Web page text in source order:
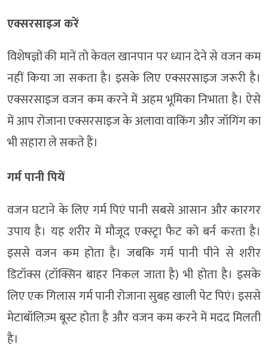
एक्सरसाइज करें
विशेषज्ञों की मानें तो केवल खानपान पर ध्यान देने से वजन कम
नहीं किया जा सकता है। इसके लिए एक्सरसाइज जरूरी है।
एक्सरसाइज वजन कम करने में अहम भूमिका निभाता है। ऐसे
में आप रोजाना एक्सरसाइज के अलावा वाकिंग और जॉगिंग का
भी सहारा ले सकते हैं।
गर्म पानी पियें
वजन घटाने के लिए गर्मपिएंपानी सबसे आसान और कारगर
उपाय है। यह शरीर में मौजूद एक्स्ट्रा फैट को बर्न करता है।
इससे वजन कम होता है। जबकि गर्म पानी पीने से शरीर
डिटॉक्स (टॉक्सिन बाहर निकल जाता है) भी होता है। इसके
लिए एक गिलास गर्म पानी रोजाना सुबह खाली पेट पिएं। इससे
मेटाबॉलिज़्म बूस्ट होता है और वजन कम करने में मदद मिलती
है।